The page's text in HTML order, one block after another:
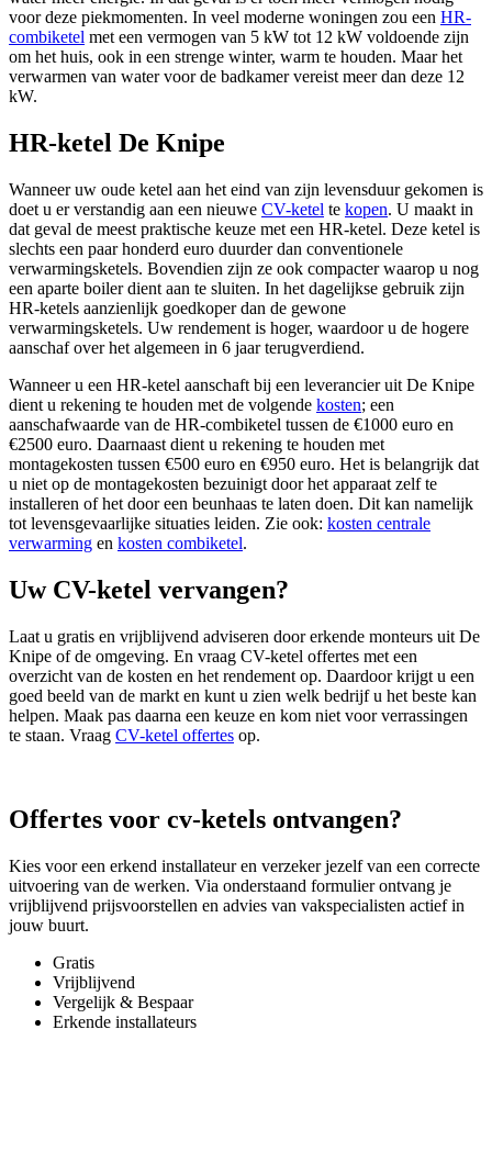
voor deze piekmomenten. In veel moderne woningen zou een HR-
combiketel met een vermogen van 5 kW tot 12 kW voldoende zijn
om het huis, ook in een strenge winter, warm te houden. Maar het
verwarmen van water voor de badkamer vereist meer dan deze 12
kW.
HR-ketel De Knipe
Wanneer uw oude ketel aan het eind van zijn levensduur gekomen is
doet u er verstandig aan een nieuwe CV-ketel te kopen. U maakt in
dat geval de meest praktische keuze met een HR-ketel. Deze ketel is
slechts een paar honderd euro duurder dan conventionele
verwarmingsketels. Bovendien zijn ze ook compacter waarop u nog
een aparte boiler dient aan te sluiten. In het dagelijkse gebruik zijn
HR-ketels aanzienlijk goedkoper dan de gewone
verwarmingsketels. Uw rendement is hoger, waardoor u de hogere
aanschaf over het algemeen in 6 jaar terugverdiend.
Wanneer u een HR-ketel aanschaft bij een leverancier uit De Knipe
dient u rekening te houden met de volgende kosten; een
aanschafwaarde van de HR-combiketel tussen de €1000 euro en
€2500 euro. Daarnaast dient u rekening te houden met
montagekosten tussen €500 euro en €950 euro. Het is belangrijk dat
u niet op de montagekosten bezuinigt door het apparaat zelf te
installeren of het door een beunhaas te laten doen. Dit kan namelijk
tot levensgevaarlijke situaties leiden. Zie ook: kosten centrale
verwarming en kosten combiketel.
Uw CV-ketel vervangen?
Laat u gratis en vrijblijvend adviseren door erkende monteurs uit De
Knipe of de omgeving. En vraag CV-ketel offertes met een
overzicht van de kosten en het rendement op. Daardoor krijgt u een
goed beeld van de markt en kunt u zien welk bedrijf u het beste kan
helpen. Maak pas daarna een keuze en kom niet voor verrassingen
te staan. Vraag CV-ketel offertes op.
Offertes voor cv-ketels ontvangen?
Kies voor een erkend installateur en verzeker jezelf van een correcte
uitvoering van de werken. Via onderstaand formulier ontvang je
vrijblijvend prijsvoorstellen en advies van vakspecialisten actief in
jouw buurt.
Gratis
Vrijblijvend
Vergelijk & Bespaar
Erkende installateurs